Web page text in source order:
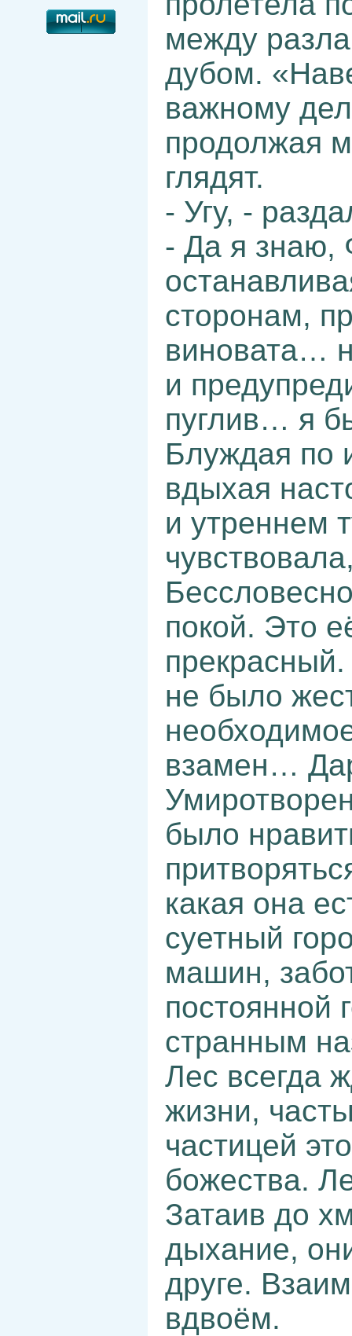
между
дубом.
важному
продолжая
глядят.
- Угу, -
- Да я знаю,
сторонам,
виновата…
и
пуглив… я
Блуждая по
вдыхая
и утреннем
покой. Это
не было
взамен…
было
какая она
суетный
машин,
постоянной
странным
Лес всегда
жизни,
частицей
божества.
Затаив до
дыхание,
друге.
вдвоём.